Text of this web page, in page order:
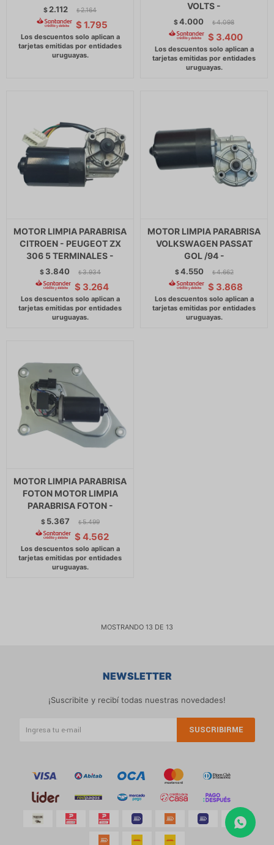
$ 2.112 $ 2.164
$ 1.795
VOLTS -
$4.000 $ 4.098
$ 3.400
MOTOR LIMPIA PARABRISA
CITROEN - PEUGEOT ZX
306 5 TERMINALES -
$ 3.840 $ 3.934
$ 3.264
MOTOR LIMPIA PARABRISA
VOLKSWAGEN PASSAT
GOL /94 -
$4.550 $ 4.662
$ 3.868
MOTOR LIMPIA PARABRISA
FOTON MOTOR LIMPIA
PARABRISA FOTON -
$ 5.367 $ 5.499
$ 4.562
MOSTRANDO 13 DE 13
NEWSLETTER
¡Suscribite y recibí todas nuestras novedades!
SUSCRIBIRME